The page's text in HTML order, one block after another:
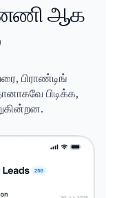
ஆக
பிராண்டிங்
பிடிக்க,